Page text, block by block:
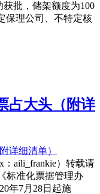
批，储架额度为100
保理公司、不特定核
占大头（附详
aili_frankie）转载请
标准化票据管理办
年7月28日起施